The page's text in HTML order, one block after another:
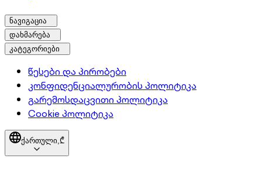
ნავიგაცია
დახმარება
კატეგორიები
წესები და პირობები
კონფიდენციალურობის პოლიტიკა
გარემოსდაცვითი პოლიტიკა
Cookie პოლიტიკა
ქართული, ₾